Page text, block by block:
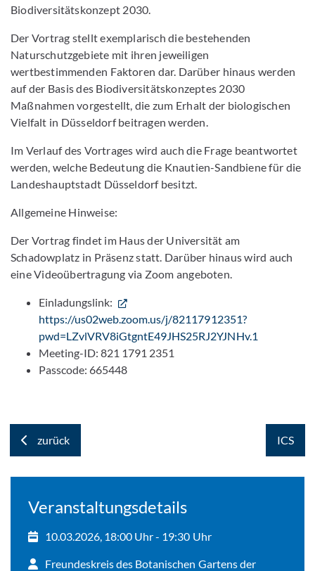
Biodiversitätskonzept 2030.
Der Vortrag stellt exemplarisch die bestehenden
Naturschutzgebiete mit ihren jeweiligen
wertbestimmenden Faktoren dar. Darüber hinaus werden
auf der Basis des Biodiversitätskonzeptes 2030
Maßnahmen vorgestellt, die zum Erhalt der biologischen
Vielfalt in Düsseldorf beitragen werden.
Im Verlauf des Vortrages wird auch die Frage beantwortet
werden, welche Bedeutung die Knautien-Sandbiene für die
Landeshauptstadt Düsseldorf besitzt.
Allgemeine Hinweise:
Der Vortrag findet im Haus der Universität am
Schadowplatz in Präsenz statt. Darüber hinaus wird auch
eine Videoübertragung via Zoom angeboten.
Einladungslink:
https://us02web.zoom.us/j/82117912351?
pwd=LZvlVRV8iGtgntE49JHS25RJ2YJNHv.1
Meeting-ID: 821 1791 2351
Passcode: 665448
zurück ICS
Veranstaltungsdetails
10.03.2026, 18:00 Uhr - 19:30 Uhr
Freundeskreis des Botanischen Gartens der